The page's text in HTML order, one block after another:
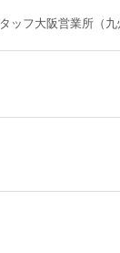
ッフ大阪営業所（九